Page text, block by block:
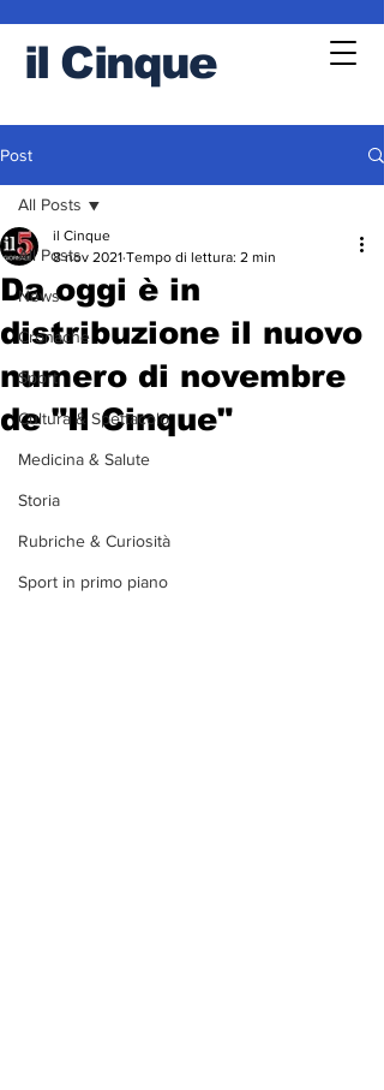
il Cinque
Post
All Posts
News
Cronache
Sport
Cultura & Spettacolo
Medicina & Salute
Storia
Rubriche & Curiosità
Sport in primo piano
All Posts
Da oggi è in
distribuzione il nuovo
numero di novembre
de "Il Cinque"
il Cinque
8 nov 2021 Tempo di lettura: 2 min